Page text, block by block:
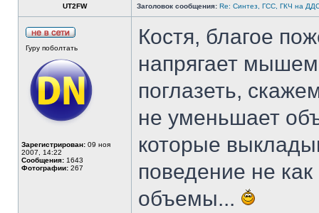
UT2FW Заголовок сообщения: Re: Синтез, ГСС, ГКЧ на
Гуру поболтать
Зарегистрирован: 09 ноя
2007, 14:22
Сообщения: 1643
Фотографии: 267
Костя, благое
напрягает мышем
поглазеть,
не уменьшает
которые
поведение не
объемы...